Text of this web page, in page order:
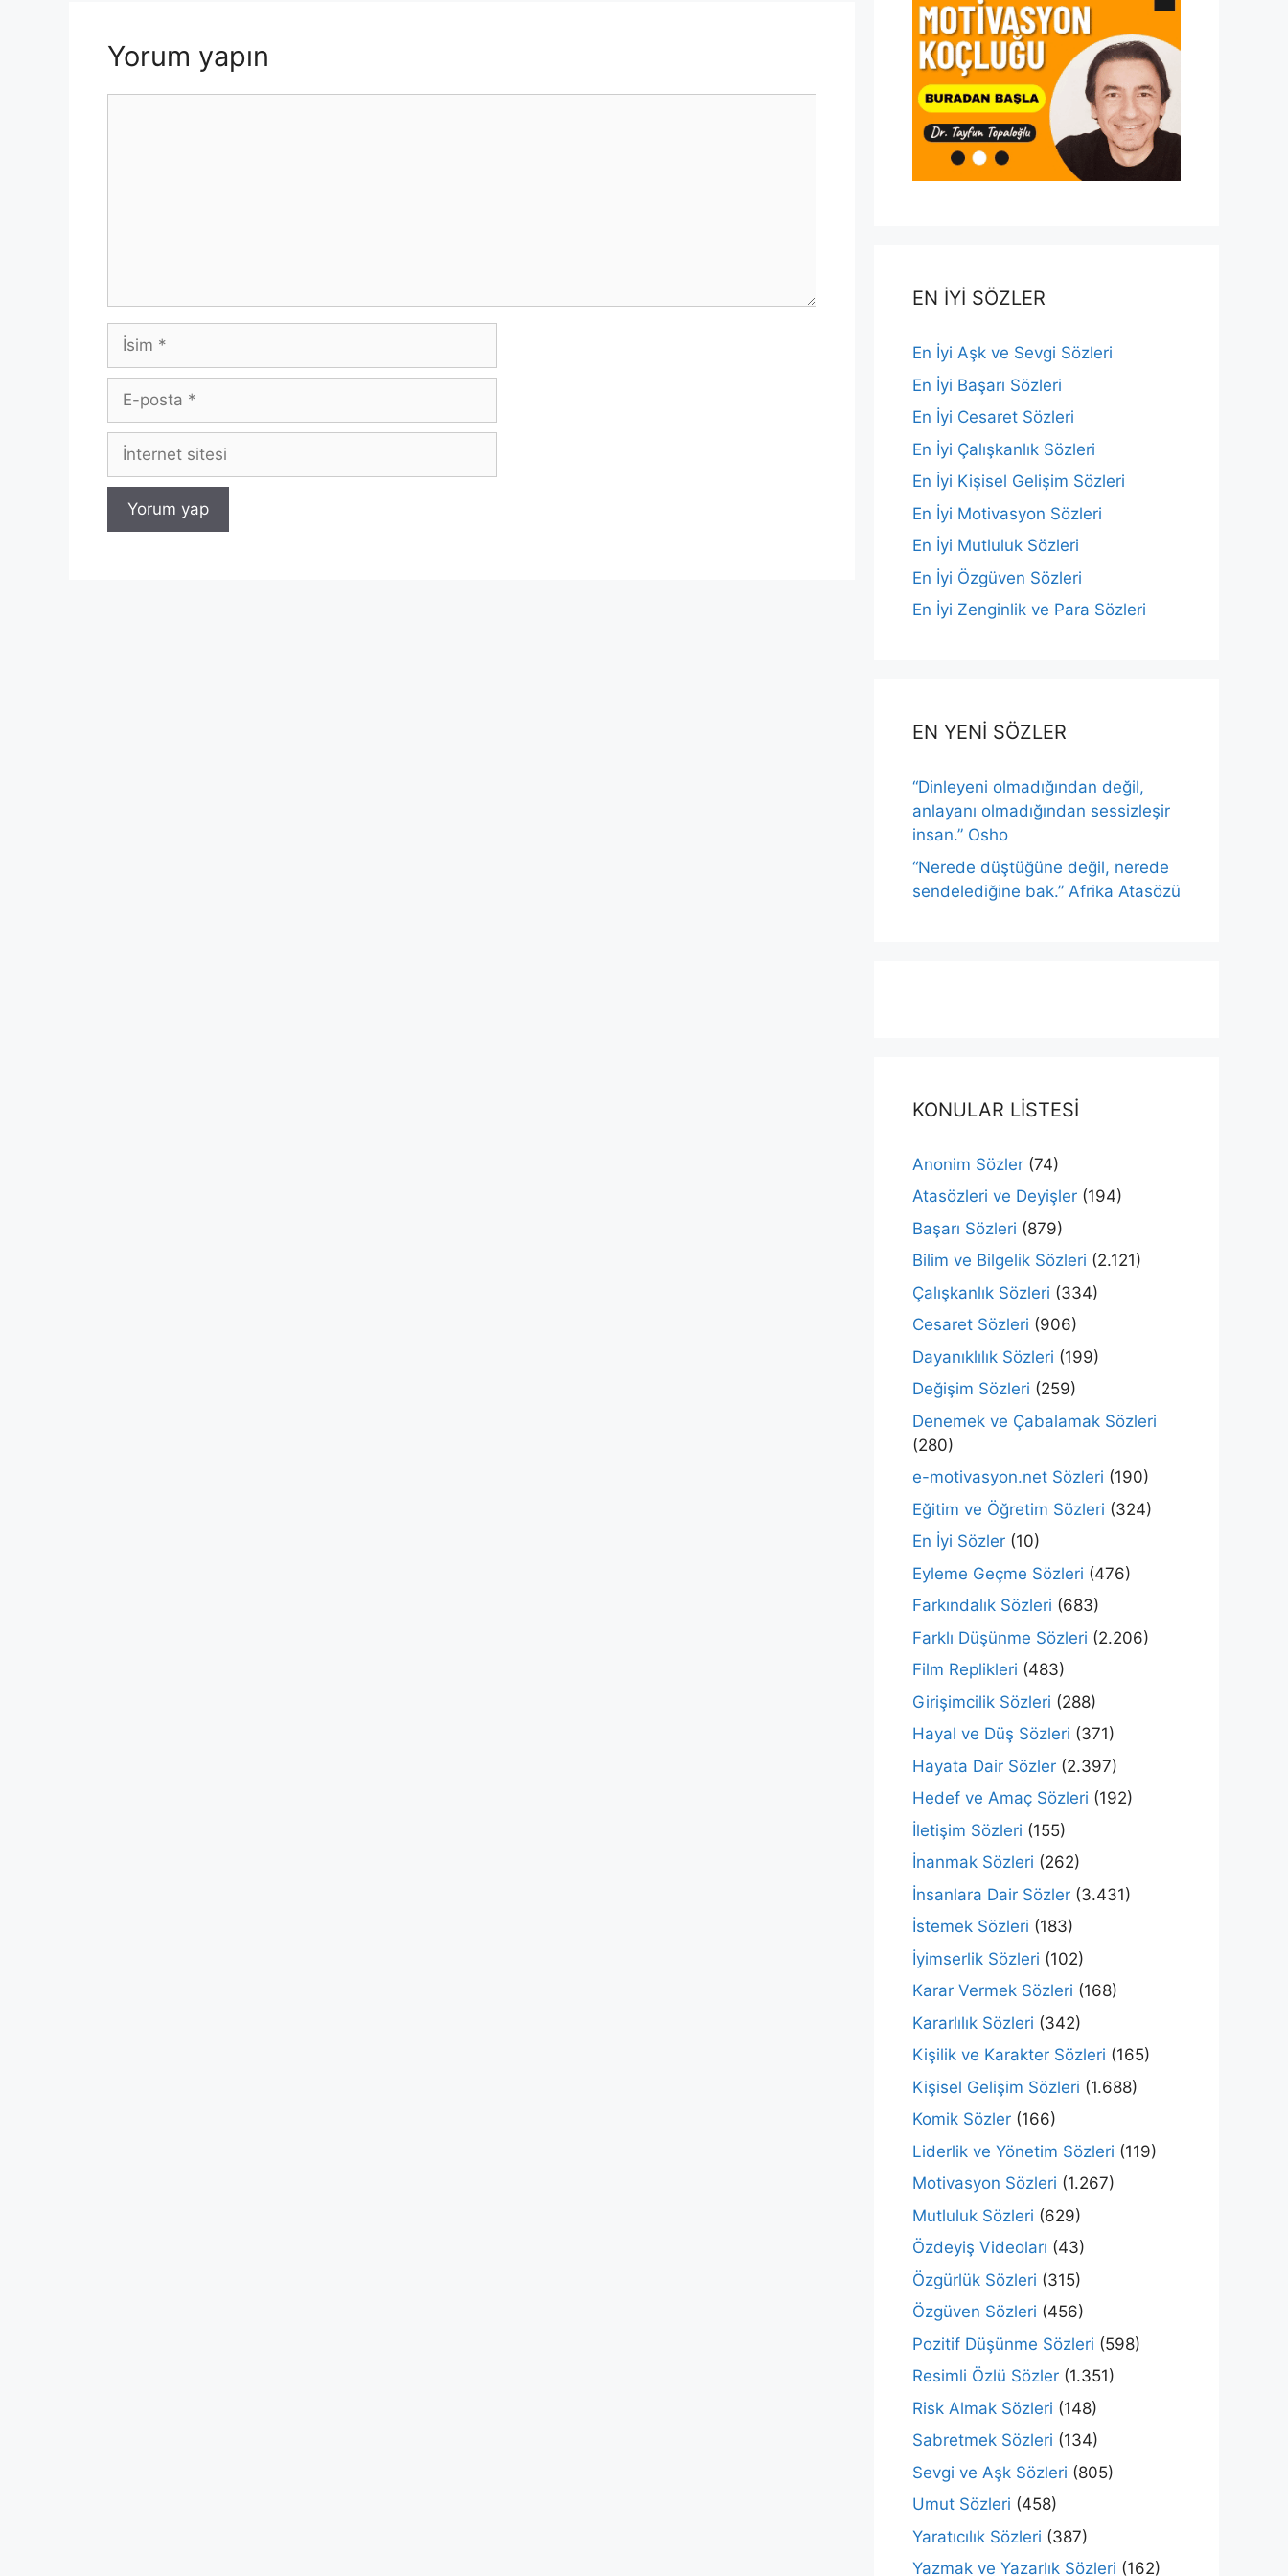
Yorum yapın
İsim
posta
İnternet
EN İYİ SÖZLER
En İyi Aşk ve Sevgi Sözleri
En İyi Başarı Sözleri
En İyi Cesaret Sözleri
En İyi Çalışkanlık Sözleri
En İyi Kişisel Gelişim Sözleri
En İyi Motivasyon Sözleri
En İyi Mutluluk Sözleri
En İyi Özgüven Sözleri
En İyi Zenginlik ve Para Sözleri
EN YENİ SÖZLER
“Dinleyeni olmadığından değil,
anlayanı olmadığından sessizleşir
insan.” Osho
“Nerede düştüğüne değil, nerede
sendelediğine bak.” Afrika Atasözü
KONULAR LİSTESİ
Anonim Sözler (74)
Atasözleri ve Deyişler (194)
Başarı Sözleri (879)
Bilim ve Bilgelik Sözleri (2.121)
Çalışkanlık Sözleri (334)
Cesaret Sözleri (906)
Dayanıklılık Sözleri (199)
Değişim Sözleri (259)
Denemek ve Çabalamak Sözleri
(280)
e-motivasyon.net Sözleri (190)
Eğitim ve Öğretim Sözleri (324)
En İyi Sözler (10)
Eyleme Geçme Sözleri (476)
Farkındalık Sözleri (683)
Farklı Düşünme Sözleri (2.206)
Film Replikleri (483)
Girişimcilik Sözleri (288)
Hayal ve Düş Sözleri (371)
Hayata Dair Sözler (2.397)
Hedef ve Amaç Sözleri (192)
İletişim Sözleri (155)
İnanmak Sözleri (262)
İnsanlara Dair Sözler (3.431)
İstemek Sözleri (183)
İyimserlik Sözleri (102)
Karar Vermek Sözleri (168)
Kararlılık Sözleri (342)
Kişilik ve Karakter Sözleri (165)
Kişisel Gelişim Sözleri (1.688)
Komik Sözler (166)
Liderlik ve Yönetim Sözleri (119)
Motivasyon Sözleri (1.267)
Mutluluk Sözleri (629)
Özdeyiş Videoları (43)
Özgürlük Sözleri (315)
Özgüven Sözleri (456)
Pozitif Düşünme Sözleri (598)
Resimli Özlü Sözler (1.351)
Risk Almak Sözleri (148)
Sabretmek Sözleri (134)
Sevgi ve Aşk Sözleri (805)
Umut Sözleri (458)
Yaratıcılık Sözleri (387)
Yazmak ve Yazarlık Sözleri (162)